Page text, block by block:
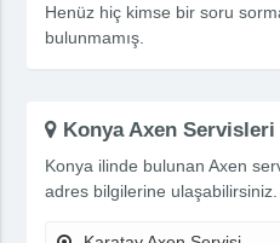
Henüz hiç kimse bir soru
bulunmamış.
Konya Axen Servisleri
Konya ilinde bulunan Axen
adres bilgilerine ulaşabilirsiniz.